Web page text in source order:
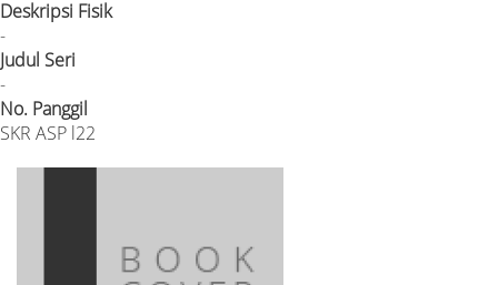
Deskripsi Fisik
-
Judul Seri
-
No. Panggil
SKR ASP l22